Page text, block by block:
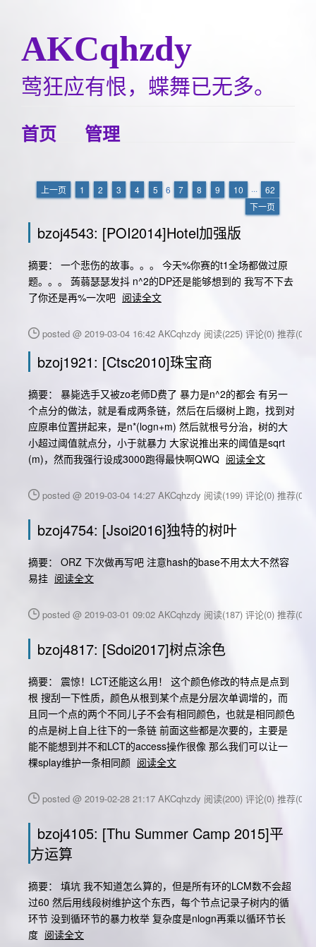
AKCqhzdy
莺狂应有恨，蝶舞已无多。
首页 管理
上一页 1 2 3 4 5 6 7 8 9 10 ···
62
下一页
bzoj4543: [POI2014]Hotel加强版
摘要： 一个悲伤的故事。。。 今天%你赛的t1全场都做过原
题。。。 蒟蒻瑟瑟发抖 n^2的DP还是能够想到的 我写不下去
了你还是再%一次吧 阅读全文
posted @ 2019-03-04 16:42 AKCqhzdy 阅读(225) 评论(0) 推荐(0)
bzoj1921: [Ctsc2010]珠宝商
摘要： 暴毙选手又被zo老师D费了 暴力是n^2的都会 有另一
个点分的做法，就是看成两条链，然后在后缀树上跑，找到对
应原串位置拼起来，是n*(logn+m) 然后就根号分治，树的大
小超过阈值就点分，小于就暴力 大家说推出来的阈值是sqrt
(m)，然而我强行设成3000跑得最快啊QWQ 阅读全文
posted @ 2019-03-04 14:27 AKCqhzdy 阅读(199) 评论(0) 推荐(0)
bzoj4754: [Jsoi2016]独特的树叶
摘要： ORZ 下次做再写吧 注意hash的base不用太大不然容
易挂 阅读全文
posted @ 2019-03-01 09:02 AKCqhzdy 阅读(187) 评论(0) 推荐(0)
bzoj4817: [Sdoi2017]树点涂色
摘要： 震惊！LCT还能这么用！ 这个颜色修改的特点是点到
根 搜刮一下性质，颜色从根到某个点是分层次单调增的，而
且同一个点的两个不同儿子不会有相同颜色，也就是相同颜色
的点是树上自上往下的一条链 前面这些都是次要的，主要是
能不能想到并不和LCT的access操作很像 那么我们可以让一
棵splay维护一条相同颜 阅读全文
posted @ 2019-02-28 21:17 AKCqhzdy 阅读(200) 评论(0) 推荐(0)
bzoj4105: [Thu Summer Camp 2015]平
方运算
摘要： 填坑 我不知道怎么算的，但是所有环的LCM数不会超
过60 然后用线段树维护这个东西，每个节点记录子树内的循
环节 没到循环节的暴力枚举 复杂度是nlogn再乘以循环节长
度 阅读全文